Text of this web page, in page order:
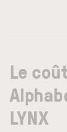
Le
LYNX